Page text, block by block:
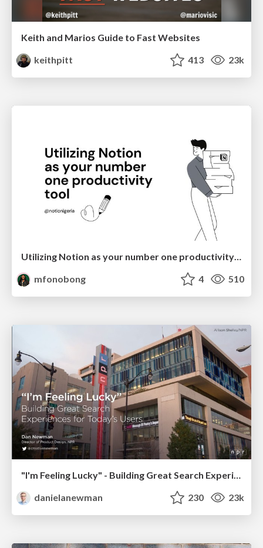
Keith and Marios Guide to Fast Websites
keithpitt
413 23k
Utilizing Notion as your number one productivity tool
mfonobong
4 510
"I'm Feeling Lucky" - Building Great Search Experiences for Today's Users (#IAC19)
danielanewman
230 23k